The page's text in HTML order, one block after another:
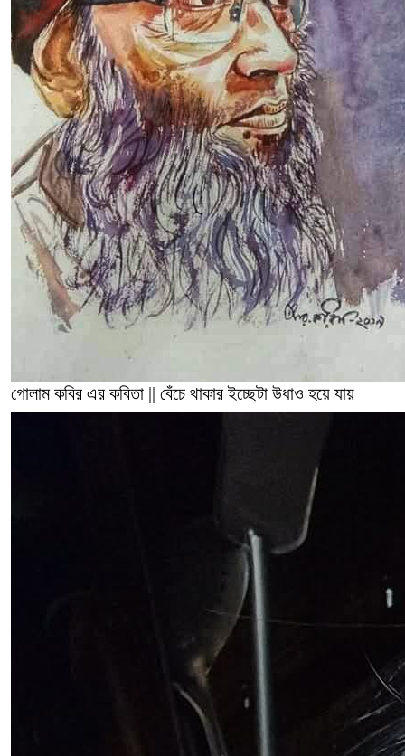
গোলাম কবির এর কবিতা || বেঁচে থাকার ইচ্ছেটা উধাও হয়ে যায়